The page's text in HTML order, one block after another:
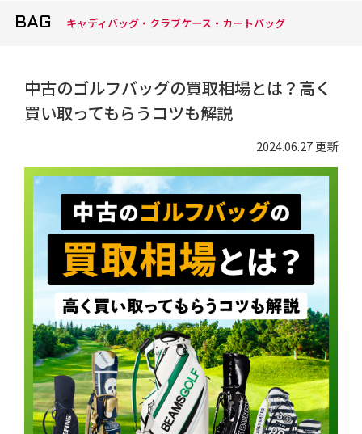
BAG キャディバッグ・クラブケース・カートバッグ
中古のゴルフバッグの買取相場とは？高く
買い取ってもらうコツも解説
2024.06.27 更新